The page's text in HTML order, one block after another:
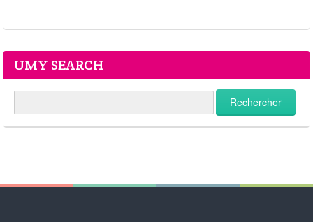
UMY SEARCH